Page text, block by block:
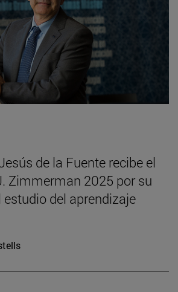
de la Fuente recibe el
Zimmerman 2025 por su
del aprendizaje